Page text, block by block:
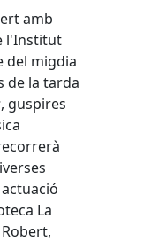
amb
l'Institut
del migdia
de la tarda
, guspires
La